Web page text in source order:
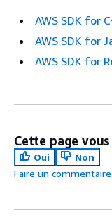
AWS SDK for
AWS SDK for
AWS SDK for
Cette page
Oui
Non
Faire un commentaire